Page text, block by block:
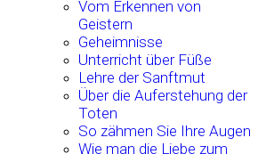
Vom Erkennen von
Geistern
Geheimnisse
Unterricht über Füße
Lehre der Sanftmut
Über die Auferstehung der
Toten
So zähmen Sie Ihre Augen
Wie man die Liebe zum